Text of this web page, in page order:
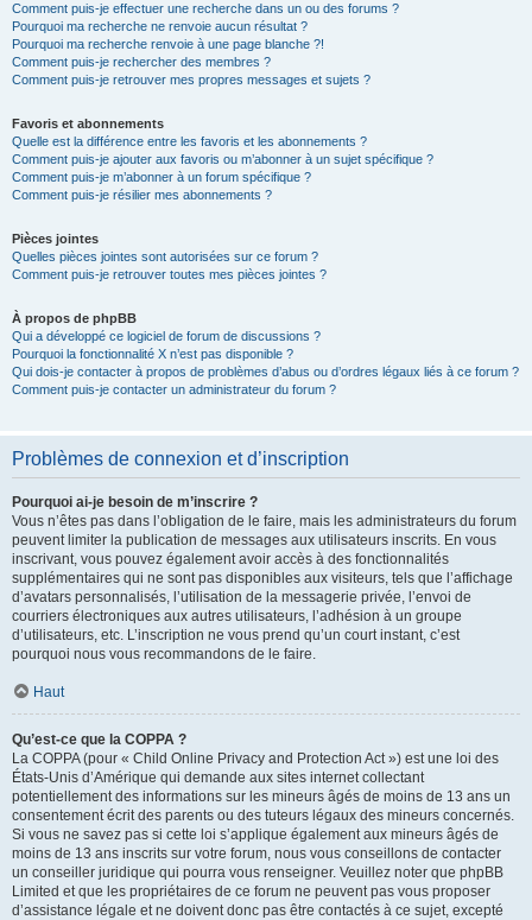
Comment puis-je effectuer une recherche dans un ou des forums ?
Pourquoi ma recherche ne renvoie aucun résultat ?
Pourquoi ma recherche renvoie à une page blanche ?!
Comment puis-je rechercher des membres ?
Comment puis-je retrouver mes propres messages et sujets ?
Favoris et abonnements
Quelle est la différence entre les favoris et les abonnements ?
Comment puis-je ajouter aux favoris ou m’abonner à un sujet spécifique ?
Comment puis-je m’abonner à un forum spécifique ?
Comment puis-je résilier mes abonnements ?
Pièces jointes
Quelles pièces jointes sont autorisées sur ce forum ?
Comment puis-je retrouver toutes mes pièces jointes ?
À propos de phpBB
Qui a développé ce logiciel de forum de discussions ?
Pourquoi la fonctionnalité X n’est pas disponible ?
Qui dois-je contacter à propos de problèmes d’abus ou d’ordres légaux liés à ce forum ?
Comment puis-je contacter un administrateur du forum ?
Problèmes de connexion et d’inscription
Pourquoi ai-je besoin de m’inscrire ?
Vous n’êtes pas dans l’obligation de le faire, mais les administrateurs du forum
peuvent limiter la publication de messages aux utilisateurs inscrits. En vous
inscrivant, vous pouvez également avoir accès à des fonctionnalités
supplémentaires qui ne sont pas disponibles aux visiteurs, tels que l’affichage
d’avatars personnalisés, l’utilisation de la messagerie privée, l’envoi de
courriers électroniques aux autres utilisateurs, l’adhésion à un groupe
d’utilisateurs, etc. L’inscription ne vous prend qu’un court instant, c’est
pourquoi nous vous recommandons de le faire.
Haut
Qu’est-ce que la COPPA ?
La COPPA (pour « Child Online Privacy and Protection Act ») est une loi des
États-Unis d’Amérique qui demande aux sites internet collectant
potentiellement des informations sur les mineurs âgés de moins de 13 ans un
consentement écrit des parents ou des tuteurs légaux des mineurs concernés.
Si vous ne savez pas si cette loi s’applique également aux mineurs âgés de
moins de 13 ans inscrits sur votre forum, nous vous conseillons de contacter
un conseiller juridique qui pourra vous renseigner. Veuillez noter que phpBB
Limited et que les propriétaires de ce forum ne peuvent pas vous proposer
d’assistance légale et ne doivent donc pas être contactés à ce sujet, excepté